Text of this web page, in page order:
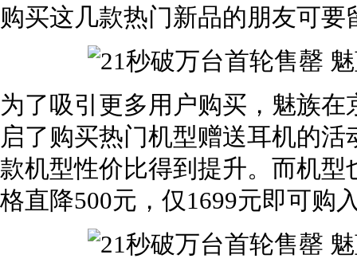
购买这几款热门新品的朋友可要
为了吸引更多用户购买，魅族
启了购买热门机型赠送耳机的
款机型性价比得到提升。而机型
格直降500元，仅1699元即可购